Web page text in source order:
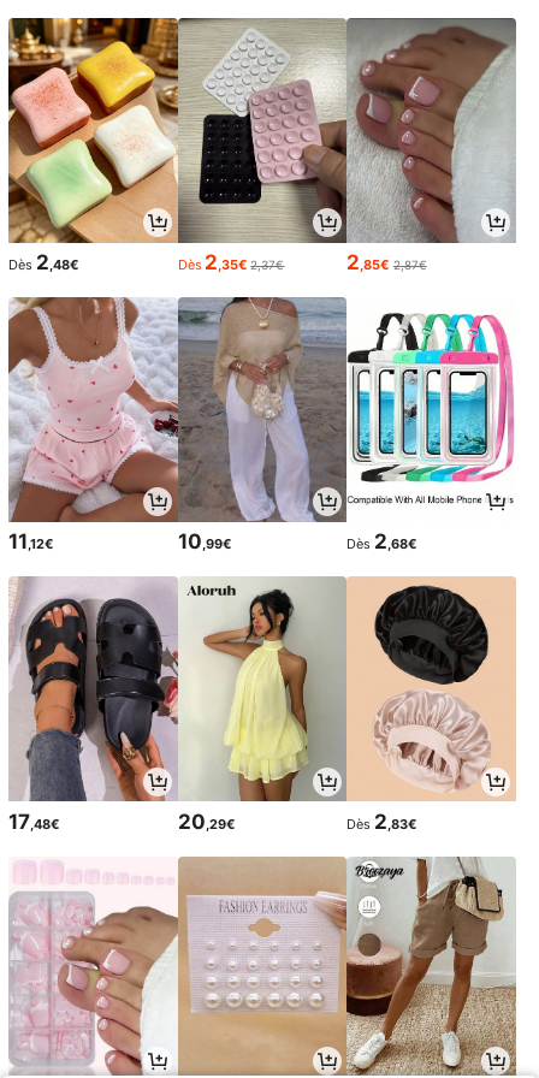
Dès 2,48€ Dès 2,35€ 2,37€ 2,85€ 2,87€
11,12€ 10,99€ Dès 2,68€
17 ,48€ 20 ,29€ Dès 2 ,83€